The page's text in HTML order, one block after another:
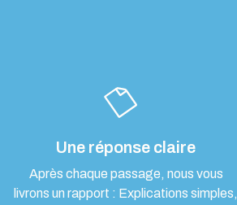
Une réponse claire
Après chaque passage, nous vous
livrons un rapport : Explications simples,